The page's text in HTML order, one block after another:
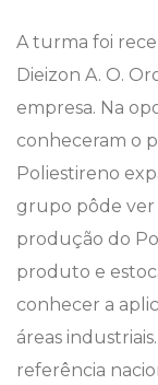
A turma foi
Dieizon A. O.
empresa. Na
conheceram o
Poliestireno
grupo pôde ver
produção do
produto e
conhecer a
áreas
referência